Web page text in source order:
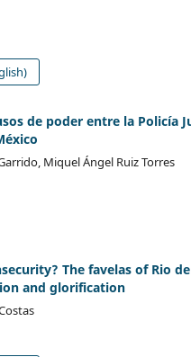
de poder entre la Policía
Miquel Ángel Ruiz Torres
The favelas of Rio
and glorification